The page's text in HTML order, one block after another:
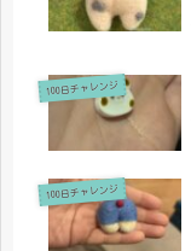
100日チャレンジ
100日チャレンジ